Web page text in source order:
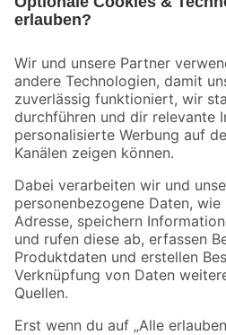
Der toom Newsletter: Keine Angebote und
Zur Newsletter Anmeldung
Folge uns
Zahlungsarten
Sicher einkaufen